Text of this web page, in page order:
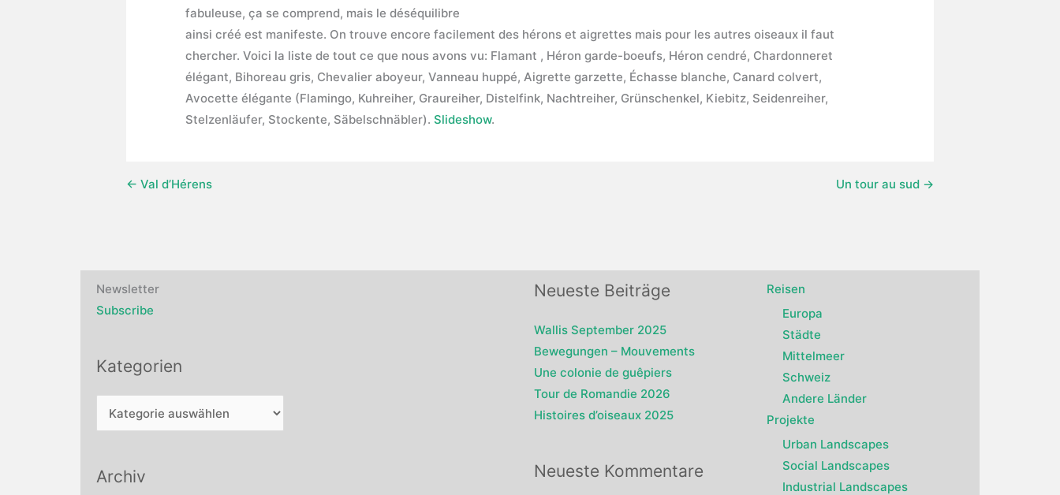
fabuleuse, ça se comprend, mais le déséquilibre
ainsi créé est manifeste. On trouve encore facilement des hérons et aigrettes mais pour les autres oiseaux il faut
chercher. Voici la liste de tout ce que nous avons vu: Flamant , Héron garde-boeufs, Héron cendré, Chardonneret
élégant, Bihoreau gris, Chevalier aboyeur, Vanneau huppé, Aigrette garzette, Échasse blanche, Canard colvert,
Avocette élégante (Flamingo, Kuhreiher, Graureiher, Distelfink, Nachtreiher, Grünschenkel, Kiebitz, Seidenreiher,
Stelzenläufer, Stockente, Säbelschnäbler). Slideshow.
← Val d’Hérens Un tour au sud →
Newsletter
Subscribe
Kategorien
Kategorien
Archiv
Neueste Beiträge
Wallis September 2025
Bewegungen – Mouvements
Une colonie de guêpiers
Tour de Romandie 2026
Histoires d’oiseaux 2025
Neueste Kommentare
Reisen
Europa
Städte
Mittelmeer
Schweiz
Andere Länder
Projekte
Urban Landscapes
Social Landscapes
Industrial Landscapes